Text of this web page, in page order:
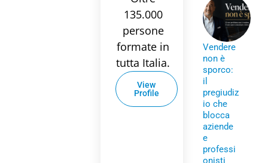
135.000
persone
formate in
tutta Italia.
View
Profile
Vendere
non è
sporco:
il
pregiudiz
io che
blocca
aziende
e
professi
onisti